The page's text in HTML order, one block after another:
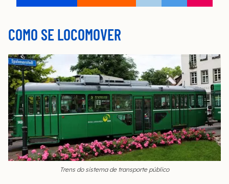
COMO SE LOCOMOVER
Trens do sistema de transporte público